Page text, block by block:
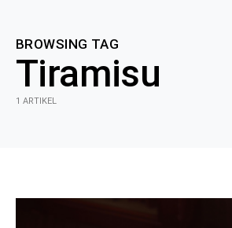
BROWSING TAG
Tiramisu
1 ARTIKEL